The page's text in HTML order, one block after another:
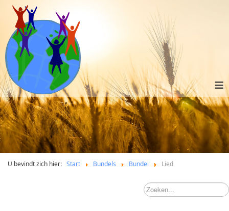
≡
U bevindt zich hier: Start Bundels Bundel Lied